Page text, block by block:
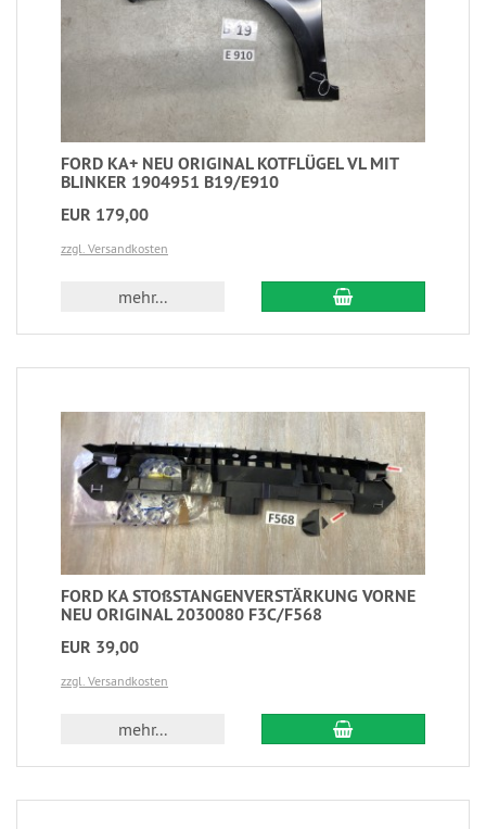
FORD KA+ NEU ORIGINAL KOTFLÜGEL VL MIT
BLINKER 1904951 B19/E910
EUR 179,00
zzgl. Versandkosten
mehr...
FORD KA STOßSTANGENVERSTÄRKUNG VORNE
NEU ORIGINAL 2030080 F3C/F568
EUR 39,00
zzgl. Versandkosten
mehr...